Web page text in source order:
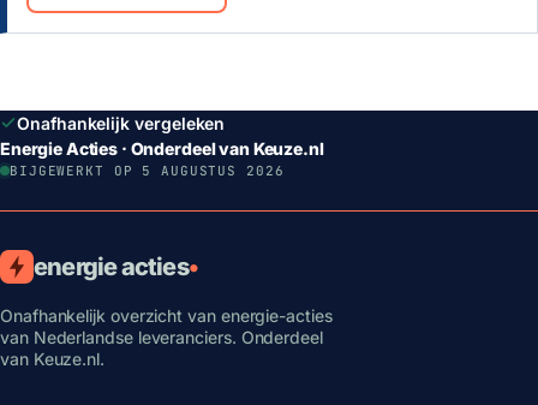
Onafhankelijk vergeleken
Energie Acties · Onderdeel van Keuze.nl
BIJGEWERKT OP 5 AUGUSTUS 2026
energie acties•
Onafhankelijk overzicht van energie-acties
van Nederlandse leveranciers. Onderdeel
van Keuze.nl.